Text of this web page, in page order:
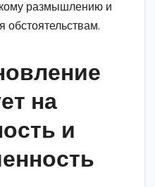
размышлению и
на
и